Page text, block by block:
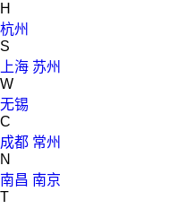
H
杭州
S
上海 苏州
W
无锡
C
成都 常州
N
南昌 南京
T